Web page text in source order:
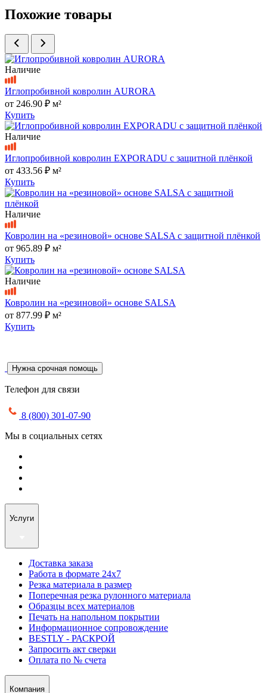
Похожие товары
Наличие
Иглопробивной ковролин AURORA
от 246.90 ₽ м²
Купить
Наличие
Иглопробивной ковролин EXPORADU с защитной плёнкой
от 433.56 ₽ м²
Купить
Наличие
Ковролин на «резиновой» основе SALSA с защитной плёнкой
от 965.89 ₽ м²
Купить
Наличие
Ковролин на «резиновой» основе SALSA
от 877.99 ₽ м²
Купить
Нужна срочная помощь
Телефон для связи
8 (800) 301-07-90
Мы в социальных сетях
Услуги
Доставка заказа
Работа в формате 24х7
Резка материала в размер
Поперечная резка рулонного материала
Образцы всех материалов
Печать на напольном покрытии
Информационное сопровождение
BESTLY - РАСКРОЙ
Запросить акт сверки
Оплата по № счета
Компания